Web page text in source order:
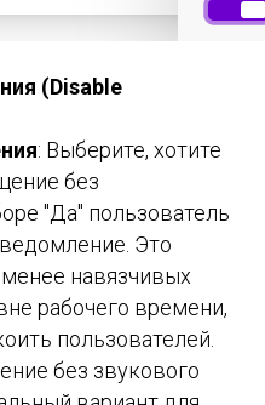
(Disable
: Выберите, хотите
без
"Да" пользователь
Это
навязчивых
рабочего времени,
пользователей.
без звукового